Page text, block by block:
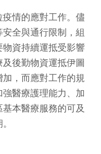
情的應對工作。儘
全與通行限制，組
資持續運抵受影響
後勤物資運抵伊圖
，而應對工作的規
醫療護理能力、加
本醫療服務的可及